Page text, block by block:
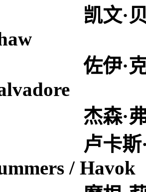
文·贝肯
伊·克拉维
森·弗莱明
卡斯·提
/ Havok